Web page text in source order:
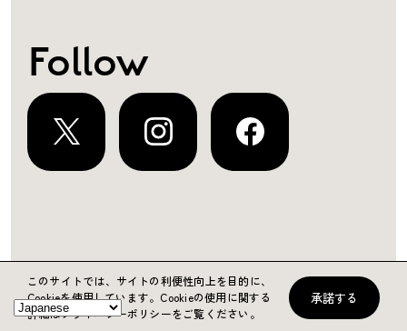
Follow
運営会社 プライバシーポリシー お問い合わせ
Copyright ©2024 KING RECORDS
このサイトでは、サイトの利便性向上を目的に、
Cookieを使用しています。Cookieの使用に関する
詳細はプライバシーポリシーをご覧ください。
承諾する